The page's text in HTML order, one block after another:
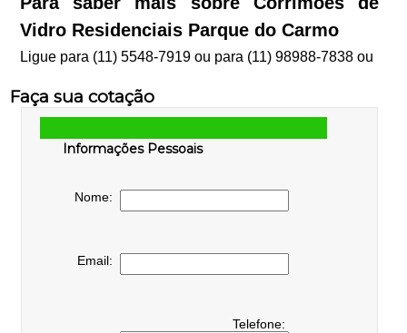
Vidro Residenciais Parque do Carmo
Ligue para (11) 5548-7919ou para (11) 98988-7838ou
Faça sua cotação
Informações Pessoais
Nome:
Email:
Telefone: